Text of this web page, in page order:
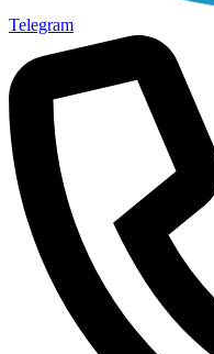
Telegram